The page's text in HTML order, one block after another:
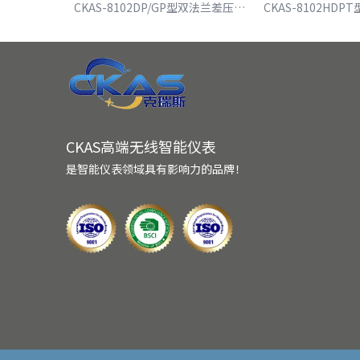
CKAS-8102DP/GP型双法兰差压/压力变送器
CKAS高端无线智能仪表
是智能仪表领域具有影响力的品牌！